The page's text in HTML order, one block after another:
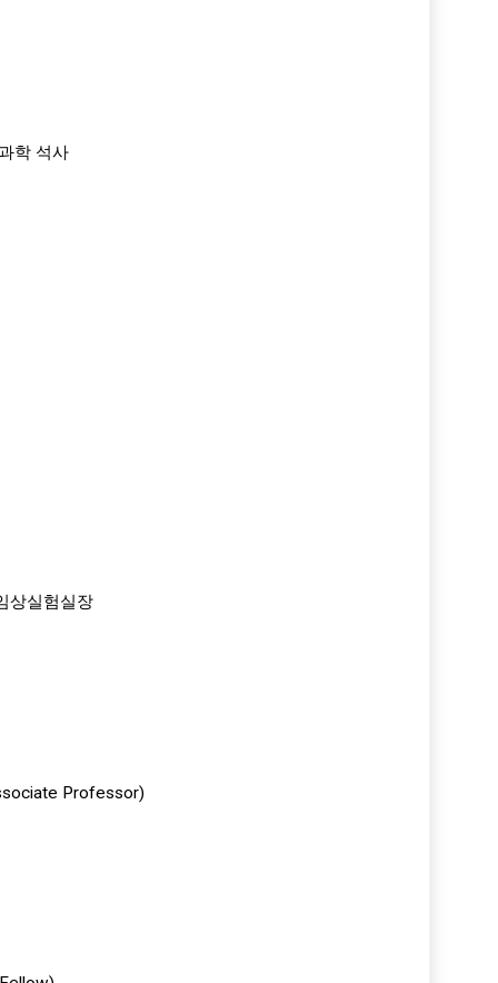
학 석사
상실험실장
Professor)